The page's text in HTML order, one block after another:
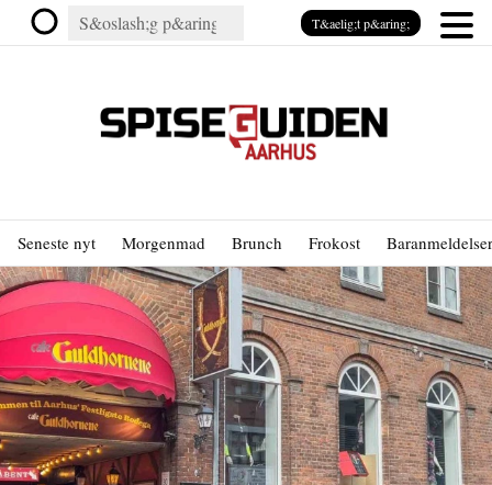
Seneste nyt Morgenmad Brunch Frokost Baranmeldelser
T&aelig;t p&aring;